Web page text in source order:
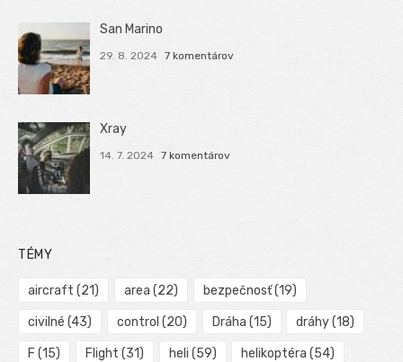
San Marino
29. 8. 2024 7 komentárov
Xray
14. 7. 2024 7 komentárov
TÉMY
aircraft (21) area (22) bezpečnosť(19)
civilné (43) control (20) Dráha (15) dráhy(18)
F (15) Flight (31) heli (59) helikoptéra (54)